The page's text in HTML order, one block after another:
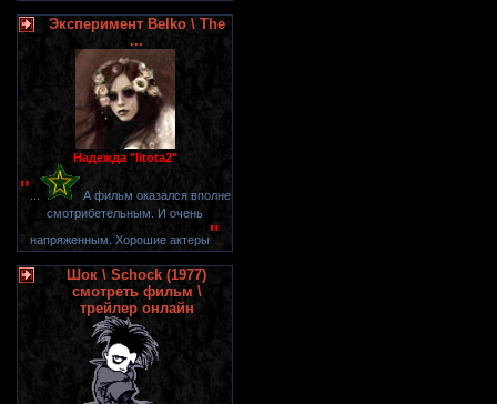
Эксперимент Belko \ The
...
Надежда "litota2"
"
А фильм оказался вполне
смотрибетельным. И очень
напряженным. Хорошие актеры"
Шок \ Schock (1977)
смотреть фильм \
трейлер онлайн